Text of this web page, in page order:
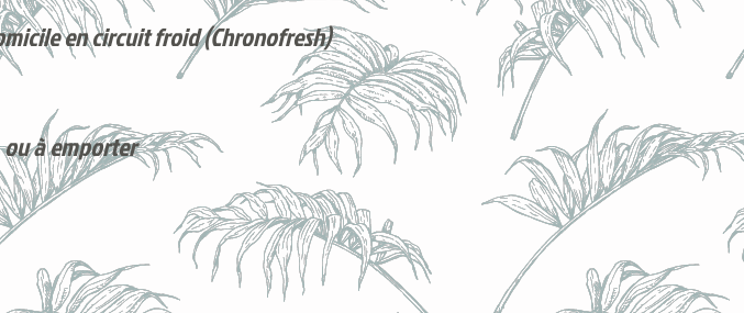
en circuit froid (Chronofresh)
à emporter